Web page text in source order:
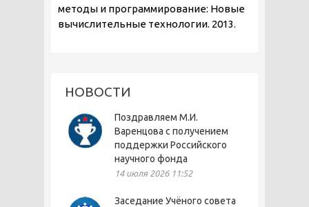
методы и программирование: Новые
вычислительные технологии. 2013.
НОВОСТИ
Поздравляем М.И.
Варенцова с получением
поддержки Российского
научного фонда
14 июля 2026 11:52
Заседание Учёного совета